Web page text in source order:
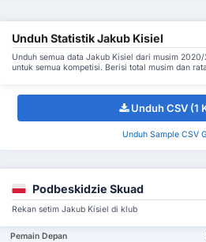
Unduh Statistik Jakub Kisiel
Unduh semua data Jakub Kisiel dari musim
untuk semua kompetisi. Berisi total musim dan
Unduh CSV (1
Unduh Sample CSV
Podbeskidzie Skuad
Rekan setim Jakub Kisiel di klub
Pemain Depan